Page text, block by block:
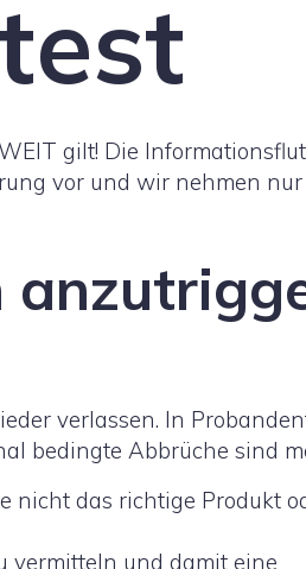
gilt! Die
vor und wir nehmen nur
verlassen. In
bedingte Abbrüche sind
nicht das richtige Produkt
vermitteln und damit eine